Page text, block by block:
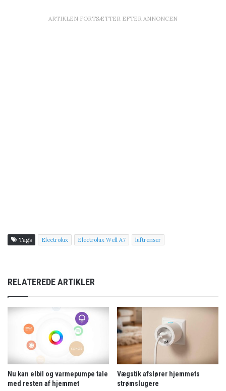
ARTIKLEN FORTSÆTTER EFTER ANNONCEN
Tags Electrolux Electrolux Well A7 luftrenser
RELATEREDE ARTIKLER
Nu kan elbil og varmepumpe tale
med resten af hjemmet
Vægstik afslører hjemmets
strømslugere